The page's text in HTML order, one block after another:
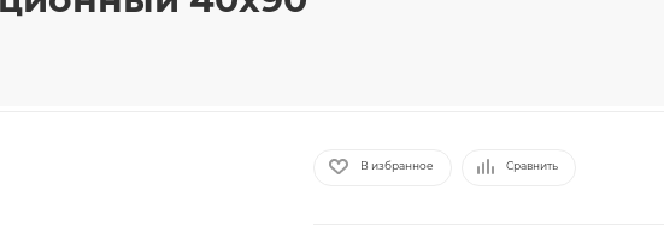
В избранное Сравнить